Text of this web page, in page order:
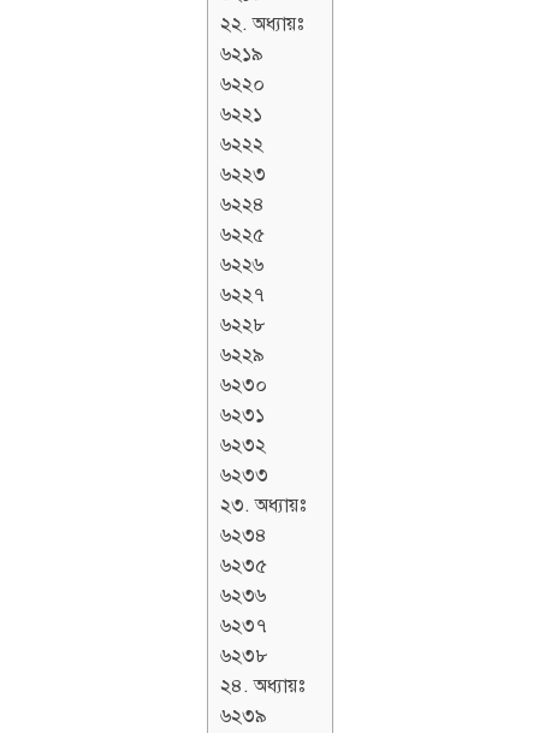
২২. অধ্যায়ঃ
৬২১৯
৬২২০
৬২২১
৬২২২
৬২২৩
৬২২৪
৬২২৫
৬২২৬
৬২২৭
৬২২৮
৬২২৯
৬২৩০
৬২৩১
৬২৩২
৬২৩৩
২৩. অধ্যায়ঃ
৬২৩৪
৬২৩৫
৬২৩৬
৬২৩৭
৬২৩৮
২৪. অধ্যায়ঃ
৬২৩৯